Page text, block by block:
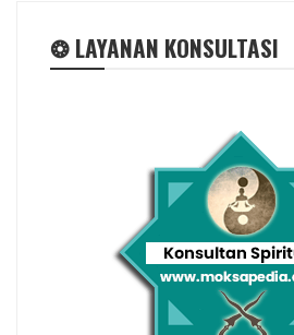
❂ LAYANAN KONSULTASI